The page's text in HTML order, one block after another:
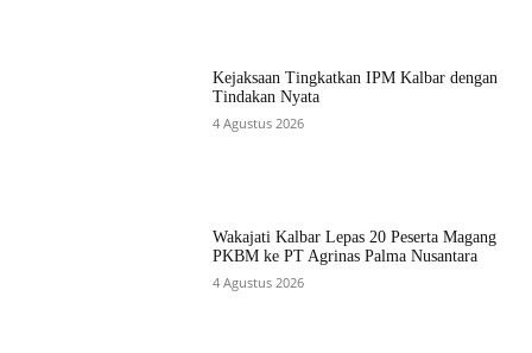
Kejaksaan Tingkatkan IPM Kalbar dengan
Tindakan Nyata
4 Agustus 2026
Wakajati Kalbar Lepas 20 Peserta Magang
PKBM ke PT Agrinas Palma Nusantara
4 Agustus 2026